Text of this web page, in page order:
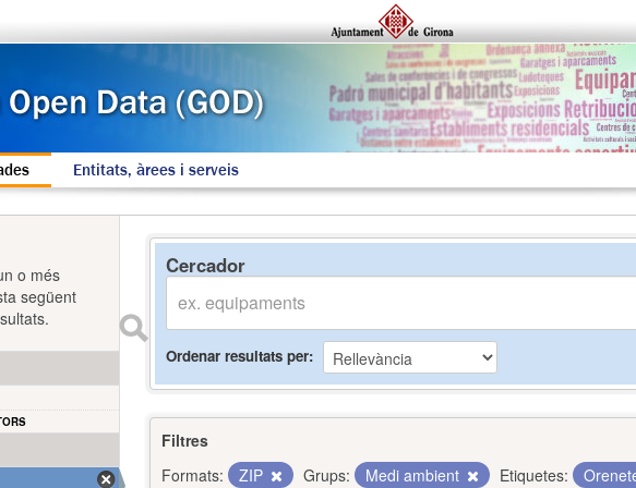
Entitats, àrees i serveis
Cercador
Ordenar resultats per
Filtres
Formats:
ZIP Grups: Medi ambient Etiquetes:
o més
següent